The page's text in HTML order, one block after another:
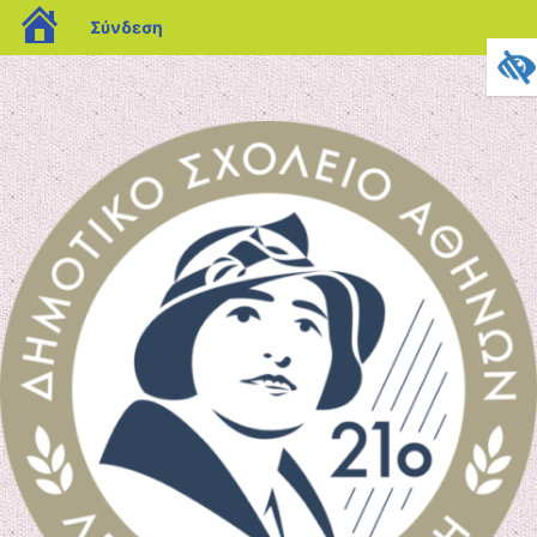
blogs.sch.gr
Σύνδεση